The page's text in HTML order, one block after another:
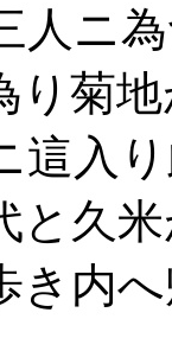
人ニ
り菊
這入
と久
き内